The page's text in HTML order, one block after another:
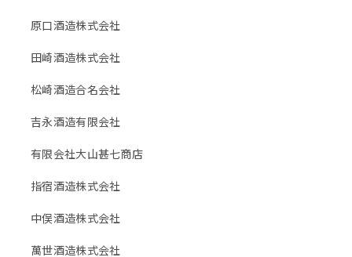
原口酒造株式会社
田崎酒造株式会社
松崎酒造合名会社
吉永酒造有限会社
有限会社大山甚七商店
指宿酒造株式会社
中俣酒造株式会社
萬世酒造株式会社